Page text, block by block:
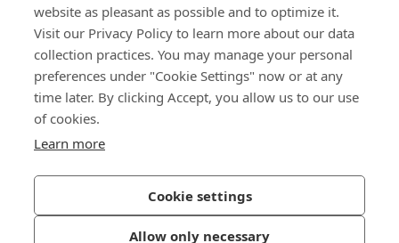
website as pleasant as possible and to optimize it.
Visit our Privacy Policy to learn more about our data
collection practices. You may manage your personal
preferences under "Cookie Settings" now or at any
time later. By clicking Accept, you allow us to our use
of cookies.
Learn more
Cookie settings
Allow only necessary
Qui sommes-nous
Bossard France
14, rue des Tuileries
67460 Souffelweyersheim
Politique de confidentialité